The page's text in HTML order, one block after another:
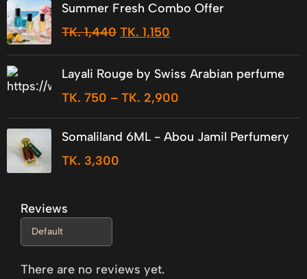
Summer Fresh Combo Offer
TK.1,440 TK. 1,150
Layali Rouge by Swiss Arabian perfume
TK. 750 – TK. 2,900
Somaliland 6ML - Abou Jamil Perfumery
TK. 3,300
Reviews
There are no reviews yet.